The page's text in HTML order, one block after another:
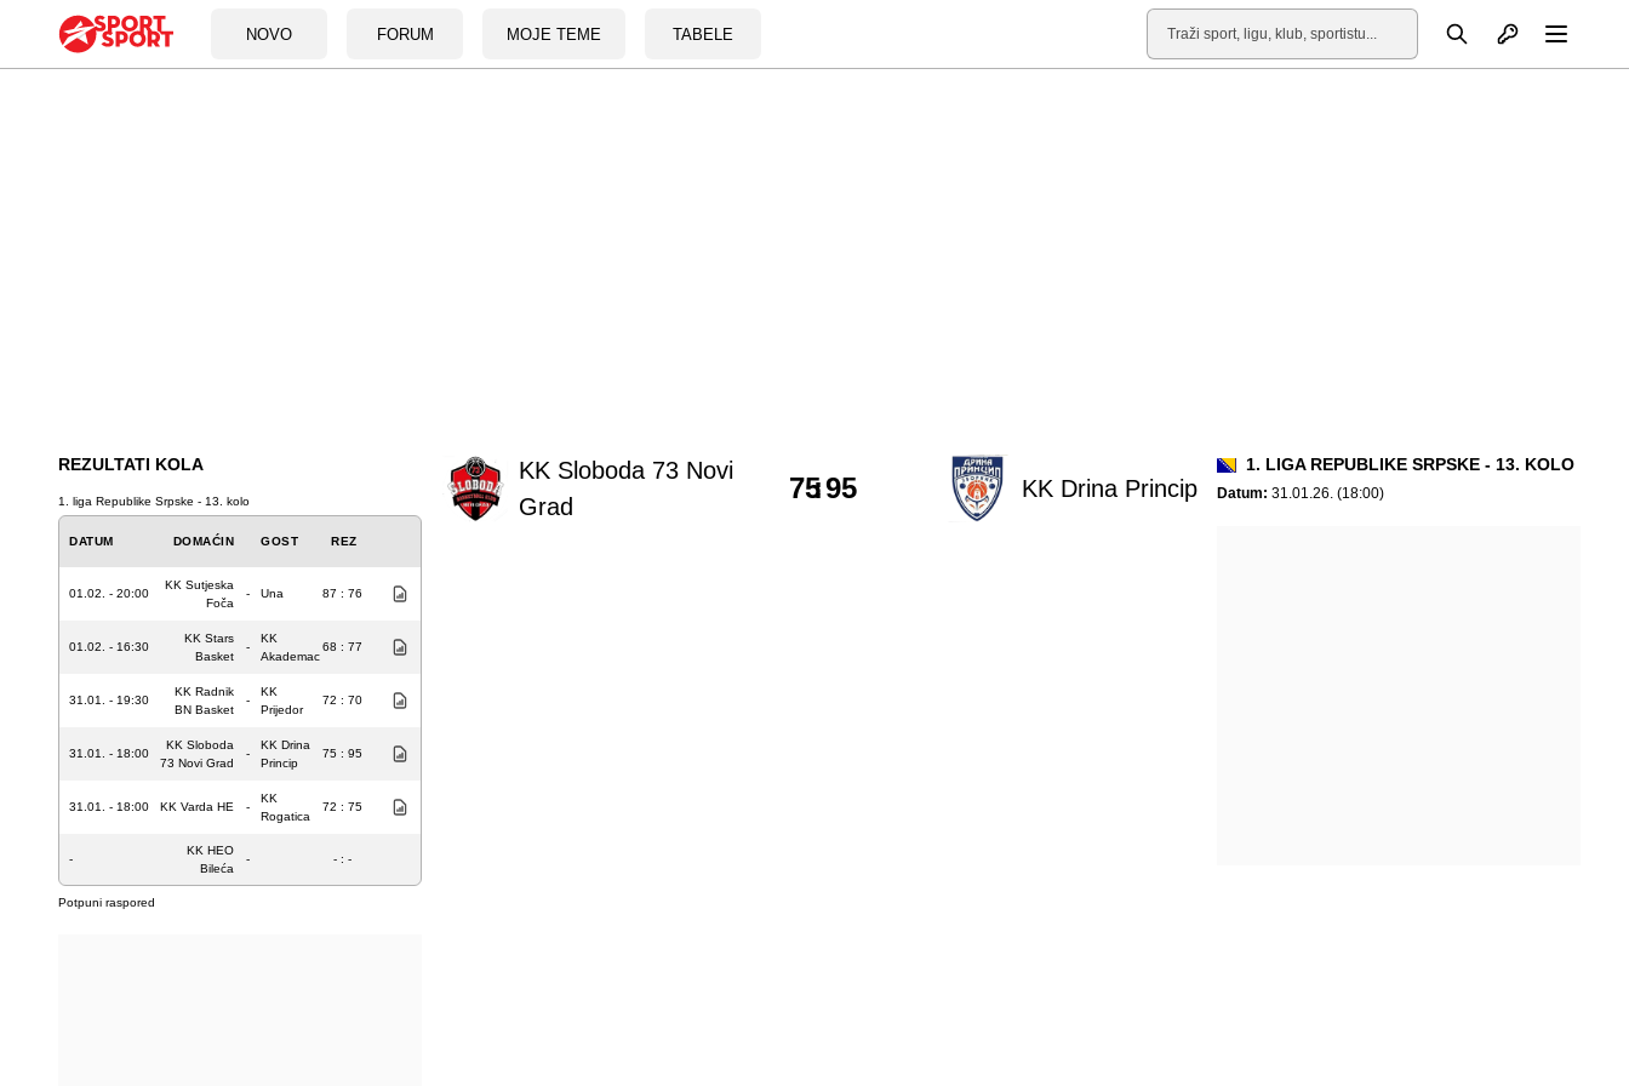
NOVO FORUM MOJE TEME TABELE
Pretraga Otvori profil
REZULTATI KOLA
1. liga Republike Srpske - 13. kolo
DATUM DOMAĆIN GOST REZ
01.02. - 20:00
KK Sutjeska
Foča
- Una 87 : 76
01.02. - 16:30
KK Stars
Basket
-
KK
Akademac
68 : 77
31.01. - 19:30
KK Radnik
BN Basket
-
KK
Prijedor
72 : 70
31.01. - 18:00
KK Sloboda
73 Novi Grad
-
KK Drina
Princip
75 : 95
31.01. - 18:00 KK Varda HE -
KK
Rogatica
72 : 75
-
KK HEO
Bileća
- - : -
Potpuni raspored
KK Sloboda 73 Novi
Grad
KK Drina Princip
75
:95
1. LIGA REPUBLIKE SRPSKE - 13. KOLO
Datum: 31.01.26. (18:00)